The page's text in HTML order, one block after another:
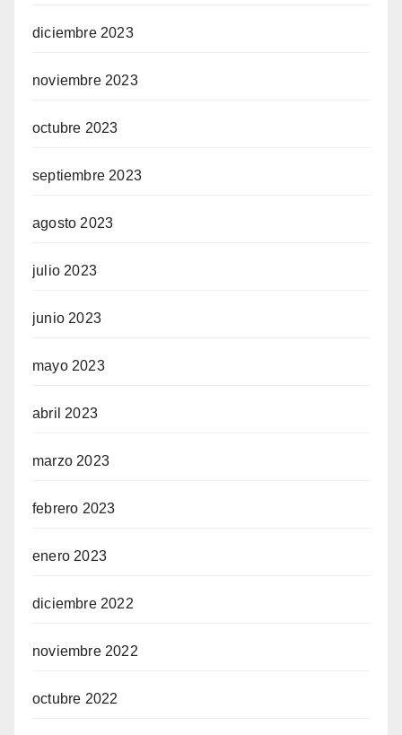
diciembre 2023
noviembre 2023
octubre 2023
septiembre 2023
agosto 2023
julio 2023
junio 2023
mayo 2023
abril 2023
marzo 2023
febrero 2023
enero 2023
diciembre 2022
noviembre 2022
octubre 2022